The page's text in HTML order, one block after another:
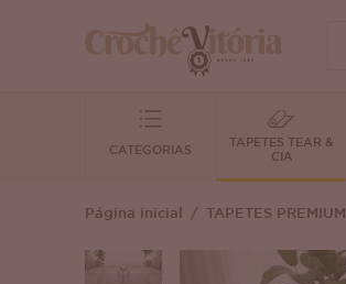
CATEGORIAS
TAPETES TEAR &
CIA
Página inicial TAPETES PREMIUM